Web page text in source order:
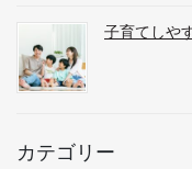
子育てしや
カテゴリー